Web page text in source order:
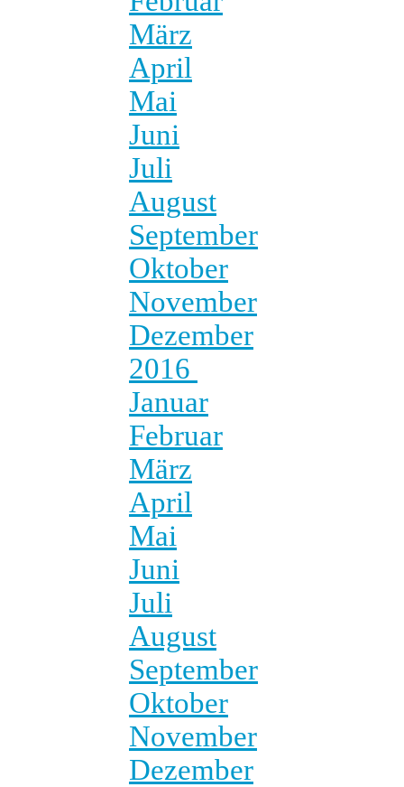
März
April
Mai
Juni
Juli
August
September
Oktober
November
Dezember
2016
Januar
Februar
März
April
Mai
Juni
Juli
August
September
Oktober
November
Dezember